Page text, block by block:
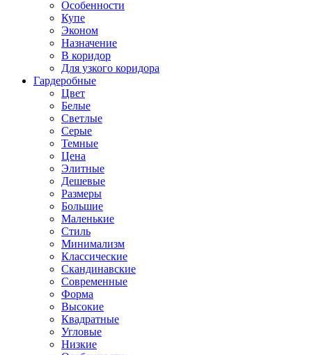
Особенности
Купе
Эконом
Назначение
В коридор
Для узкого коридора
Гардеробные
Цвет
Белые
Светлые
Серые
Темные
Цена
Элитные
Дешевые
Размеры
Большие
Маленькие
Стиль
Минимализм
Классические
Скандинавские
Современные
Форма
Высокие
Квадратные
Угловые
Низкие